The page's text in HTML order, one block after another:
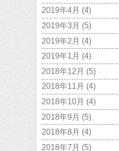
2019年4月 (4)
2019年3月 (5)
2019年2月 (4)
2019年1月 (4)
2018年12月 (5)
2018年11月 (4)
2018年10月 (4)
2018年9月 (5)
2018年8月 (4)
2018年7月 (5)